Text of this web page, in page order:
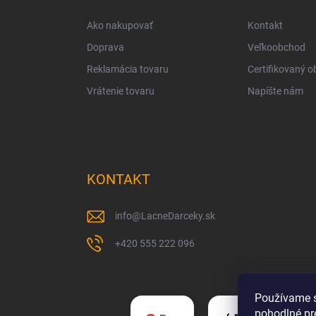
Používame
Ako nakupovať
Doprava
Reklamácia tovaru
Vrátenie tovaru
Kontakt
Veľkoobchod
Certifikovaný
Napíšte nám
KONTAKT
info@LacneDarceky.sk
+420 555 222 096